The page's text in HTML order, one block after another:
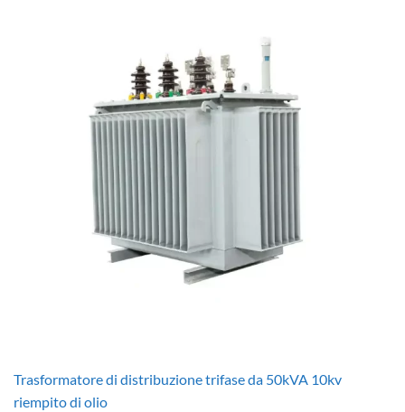
Trasformatore di distribuzione trifase da 50kVA 10kv
riempito di olio